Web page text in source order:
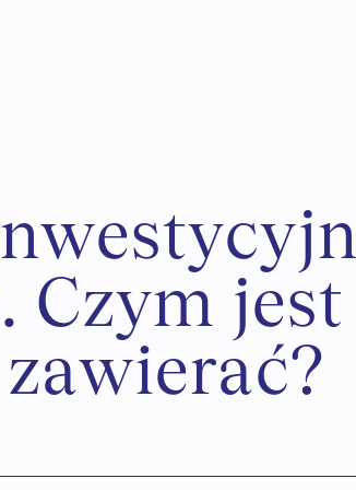
nwestycyjn
. Czym jest
zawierać?